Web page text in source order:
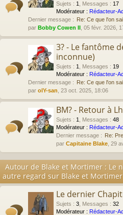
Sujets : 1 Messages : 17
Modérateur : Rédacteur-
Dernier message : Re: Ce que l'on
par Bobby Cowen II , 05 févr. 2026,
3? - Le fantôme
inconnue)
Sujets : 1 Messages : 19
Modérateur : Rédacteur-
Dernier message : Re: Ce que l'on
par olY-san , 23 oct. 2025, 18:06
BM? - Retour à
Sujets : 1 Messages : 48
Modérateur : Rédacteur-
Dernier message : Re:
par Capitaine Blake , 29
Autour de Blake et Mortimer : Le
autre regard sur Blake et Mortimer
Le dernier
Sujets : 3 Messages : 32
Modérateur : Rédacteur-